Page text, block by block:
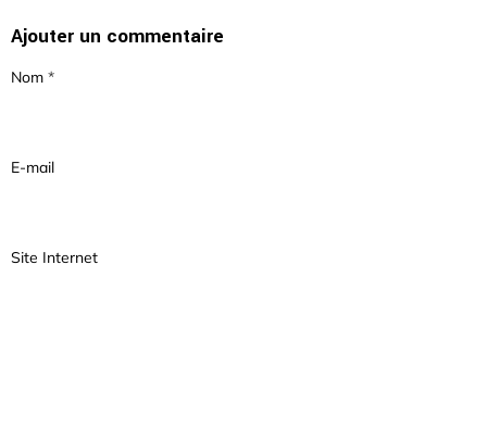
Ajouter un commentaire
Nom
E-mail
Site Internet